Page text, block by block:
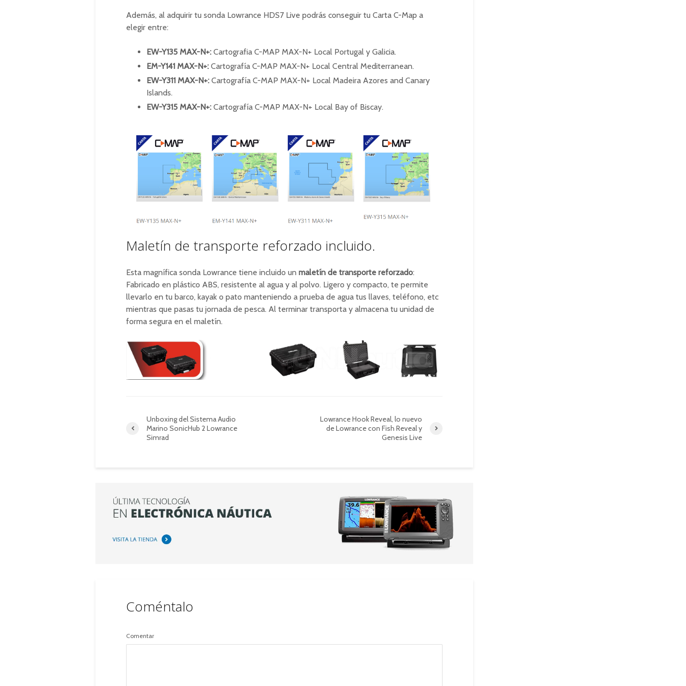
Además, al adquirir tu sonda Lowrance HDS7 Live podrás conseguir tu Carta C-Map a
elegir entre:
EW-Y135 MAX-N+: Cartografia C-MAP MAX-N+ Local Portugal y Galicia.
EM-Y141 MAX-N+: Cartografía C-MAP MAX-N+ Local Central Mediterranean.
EW-Y311 MAX-N+: Cartografía C-MAP MAX-N+ Local Madeira Azores and Canary
Islands.
EW-Y315 MAX-N+: Cartografía C-MAP MAX-N+ Local Bay of Biscay.
Maletín de transporte reforzado incluido.
Esta magnífica sonda Lowrance tiene incluido un maletín de transporte reforzado:
Fabricado en plástico ABS, resistente al agua y al polvo. Ligero y compacto, te permite
llevarlo en tu barco, kayak o pato manteniendo a prueba de agua tus llaves, teléfono, etc
mientras que pasas tu jornada de pesca. Al terminar transporta y almacena tu unidad de
forma segura en el maletín.
Unboxing del Sistema Audio
Marino SonicHub 2 Lowrance
Simrad
Lowrance Hook Reveal, lo nuevo
de Lowrance con Fish Reveal y
Genesis Live
Coméntalo
Comentar